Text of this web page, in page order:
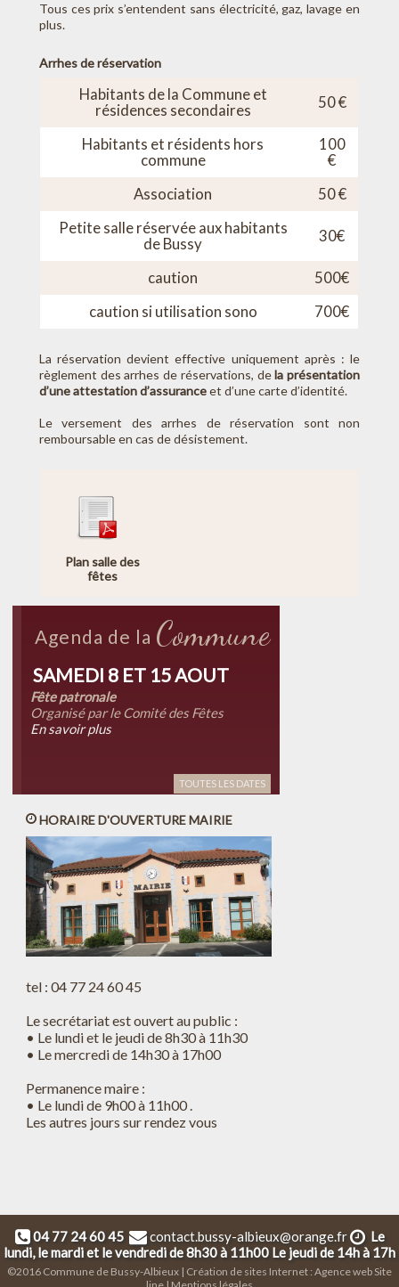
Tous ces prix s’entendent sans électricité, gaz, lavage en
plus.
Arrhes de réservation
Habitants de la Commune et
résidences secondaires
50 €
Habitants et résidents hors
commune
100
€
Association
50 €
Petite salle réservée aux habitants
de Bussy
30€
caution
500€
caution si utilisation sono
700€
La réservation devient effective uniquement après : le
règlement des arrhes de réservations, dela présentation
d’une attestation d’assuranceet d’une carte d’identité.
Le versement des arrhes de réservation sont non
remboursable en cas de désistement.
Plan salle des
fêtes
Agenda de la Commune
SAMEDI 8 ET 15 AOUT
Fête patronale
Organisé par le Comité des Fêtes
En savoir plus
TOUTES LES DATES
HORAIRE D'OUVERTURE MAIRIE
tel : 04 77 24 60 45
Le secrétariat est ouvert au public :
• Le lundi et le jeudi de 8h30 à 11h30
• Le mercredi de 14h30 à 17h00
Permanence maire :
• Le lundi de 9h00 à 11h00 .
Les autres jours sur rendez vous
04 77 24 60 45 contact.bussy-albieux@orange.fr
Le
lundi, le mardi et le vendredi de 8h30 à 11h00 Le jeudi de 14h à 17h
©2016 Commune de Bussy-Albieux | Création de sites Internet : Agence web Site